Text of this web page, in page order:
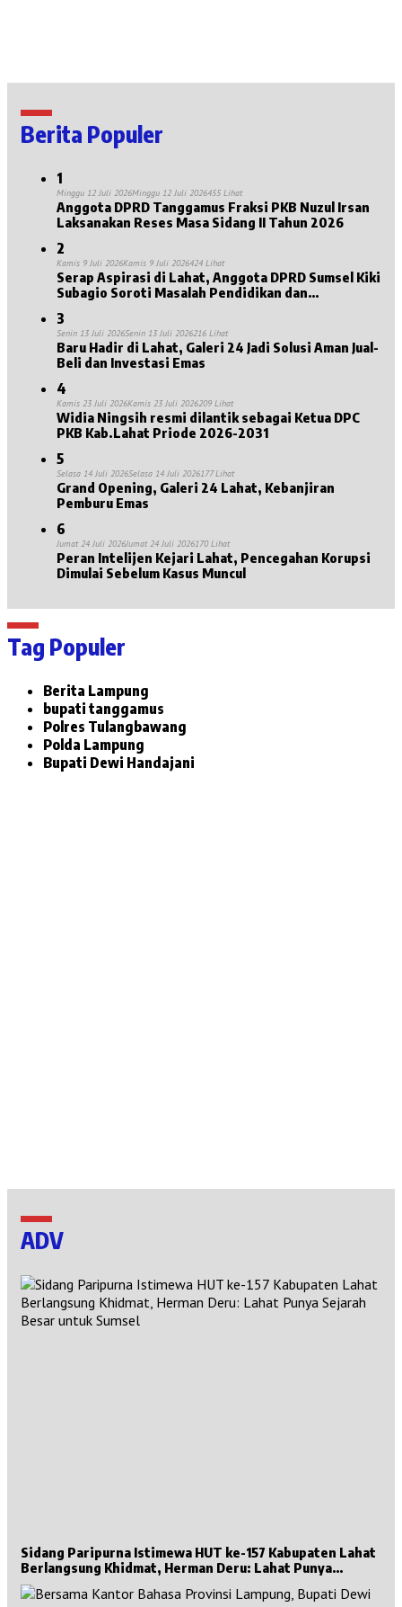
Berita Populer
1
Minggu 12 Juli 2026Minggu 12 Juli 2026455 Lihat
Anggota DPRD Tanggamus Fraksi PKB Nuzul Irsan
Laksanakan Reses Masa Sidang II Tahun 2026
2
Kamis 9 Juli 2026Kamis 9 Juli 2026424 Lihat
Serap Aspirasi di Lahat, Anggota DPRD Sumsel Kiki
Subagio Soroti Masalah Pendidikan dan
3
Senin 13 Juli 2026Senin 13 Juli 2026216 Lihat
Baru Hadir di Lahat, Galeri 24 Jadi Solusi Aman Jual-
Beli dan Investasi Emas
4
Kamis 23 Juli 2026Kamis 23 Juli 2026209 Lihat
Widia Ningsih resmi dilantik sebagai Ketua DPC
PKB Kab.Lahat Priode 2026-2031
5
Selasa 14 Juli 2026Selasa 14 Juli 2026177 Lihat
Grand Opening, Galeri 24 Lahat, Kebanjiran
Pemburu Emas
6
Jumat 24 Juli 2026Jumat 24 Juli 2026170 Lihat
Peran Intelijen Kejari Lahat, Pencegahan Korupsi
Dimulai Sebelum Kasus Muncul
Tag Populer
Berita Lampung
bupati tanggamus
Polres Tulangbawang
Polda Lampung
Bupati Dewi Handajani
ADV
Sidang Paripurna Istimewa HUT ke-157 Kabupaten Lahat
Berlangsung Khidmat, Herman Deru: Lahat Punya
Sejarah Besar untuk Sumsel